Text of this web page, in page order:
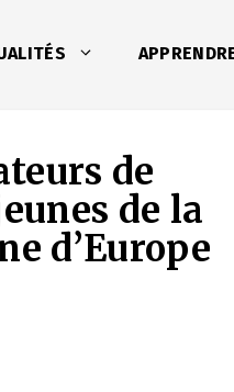
de
de la
d’Europe